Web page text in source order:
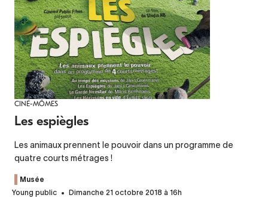
CINÉ-MÔMES
Les espiègles
Les animaux prennent le pouvoir dans un programme de
quatre courts métrages !
Musée
Young public
Dimanche 21 octobre 2018 à 16h